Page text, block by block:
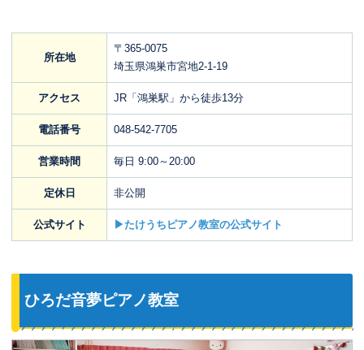
所在地
〒365-0075
埼玉県鴻巣市宮地2-1-19
アクセス JR「鴻巣駅」から徒歩13分
電話番号 048-542-7705
営業時間 毎日 9:00～20:00
定休日 非公開
公式サイト ▶たけうちピアノ教室の公式サイト
ひろだ音夢ピアノ教室